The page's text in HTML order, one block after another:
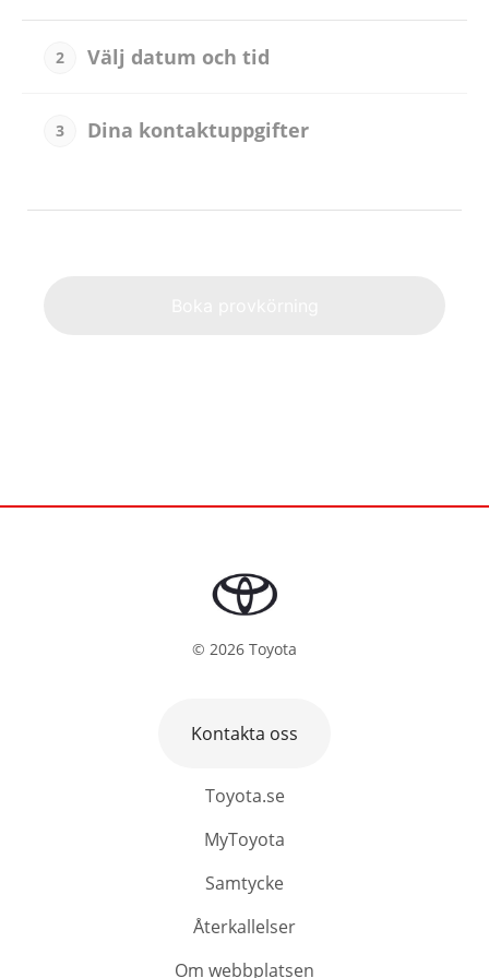
2 Välj datum och tid
3 Dina kontaktuppgifter
© 2026 Toyota
Toyota.se
MyToyota
Samtycke
Återkallelser
Om webbplatsen
Kontakta oss